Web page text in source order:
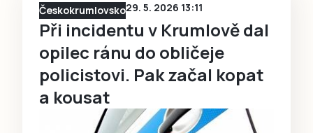
Českokrumlovsko29. 5. 2026 13:11
Při incidentu v Krumlově dal
opilec ránu do obličeje
policistovi. Pak začal kopat
a kousat